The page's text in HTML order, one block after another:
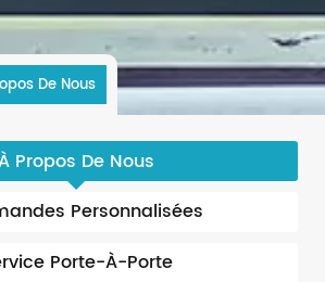
De Nous
Propos De Nous
Personnalisées
Porte-À-Porte